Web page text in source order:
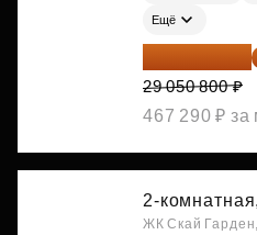
Ещё
24 112 164 ₽
29 050 800 ₽
467 290 ₽ за
2-комнатная,
ЖК Скай